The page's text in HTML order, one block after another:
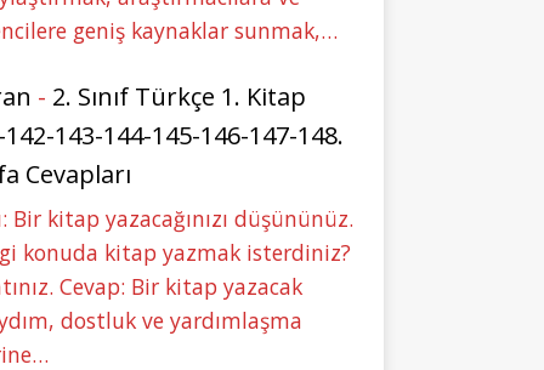
geniş kaynaklar sunmak,…
- 2. Sınıf Türkçe 1. Kitap
142-143-144-145-146-147-148.
Cevapları
Bir kitap yazacağınızı düşününüz.
konuda kitap yazmak isterdiniz?
Cevap: Bir kitap yazacak
dostluk ve yardımlaşma